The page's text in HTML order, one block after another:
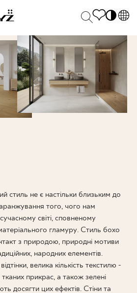
EN
DE
UK
RU
ДЕ КУПИТИ
ПРО НАС
стиль не є настільки близьким до
того, чого нам
світі, сповненому
гламуру. Стиль бохо
з природою, природні мотиви
народних елементів.
велика кількість текстилю -
прикрас, а також зелені
досягти цих ефектів. Стіни та